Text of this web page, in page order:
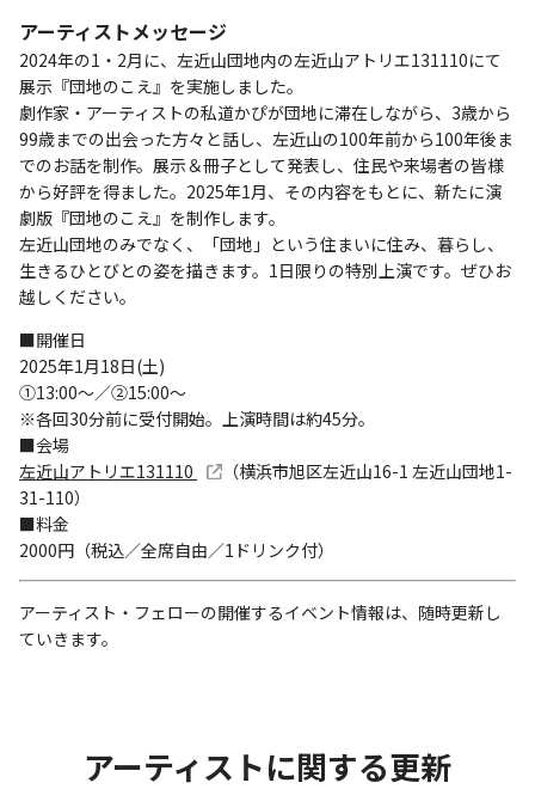
アーティストメッセージ
2024年の1・2月に、左近山団地内の左近山アトリエ131110にて
展示『団地のこえ』を実施しました。
劇作家・アーティストの私道かぴが団地に滞在しながら、3歳から
99歳までの出会った方々と話し、左近山の100年前から100年後ま
でのお話を制作。展示＆冊子として発表し、住民や来場者の皆様
から好評を得ました。2025年1月、その内容をもとに、新たに演
劇版『団地のこえ』を制作します。
左近山団地のみでなく、「団地」という住まいに住み、暮らし、
生きるひとびとの姿を描きます。1日限りの特別上演です。ぜひお
越しください。
■開催日
2025年1月18日(土)
①13:00〜／②15:00〜
※各回30分前に受付開始。上演時間は約45分。
■会場
左近山アトリエ131110
（横浜市旭区左近山16-1 左近山団地1-
31-110）
■料金
2000円（税込／全席自由／1ドリンク付）
アーティスト・フェローの開催するイベント情報は、随時更新し
ていきます。
アーティストに関する更新